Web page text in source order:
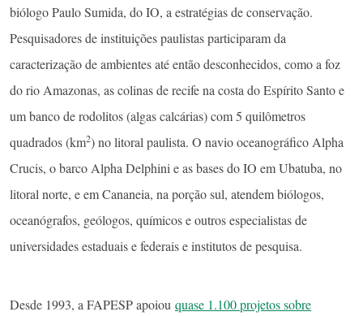
biólogo Paulo Sumida, do IO, a estratégias de conservação.
Pesquisadores de instituições paulistas participaram da
caracterização de ambientes até então desconhecidos, como a foz
do rio Amazonas, as colinas de recife na costa do Espírito Santo e
um banco de rodolitos (algas calcárias) com 5 quilômetros
quadrados (km2) no litoral paulista. O navio oceanográfico Alpha
Crucis, o barco Alpha Delphini e as bases do IO em Ubatuba, no
litoral norte, e em Cananeia, na porção sul, atendem biólogos,
oceanógrafos, geólogos, químicos e outros especialistas de
universidades estaduais e federais e institutos de pesquisa.
Desde 1993, a FAPESP apoiou quase 1.100 projetos sobre